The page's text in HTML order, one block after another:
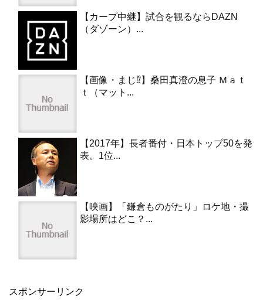
【カープ中継】試合を観るならDAZN
（ダゾーン）...
【画像・まじ⁉︎】桑田真澄の息子 Ｍａｔ
ｔ（マット...
【2017年】長者番付・日本トップ50を発
表。1位...
【映画】「鎌倉ものがたり」ロケ地・撮
影場所はどこ？...
スポンサーリンク